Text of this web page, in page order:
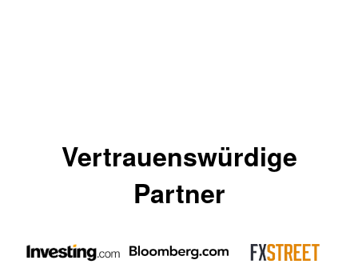
Vertrauenswürdige
Partner